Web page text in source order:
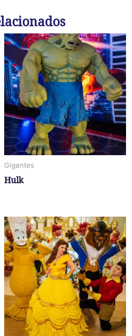
Gigantes
Hulk